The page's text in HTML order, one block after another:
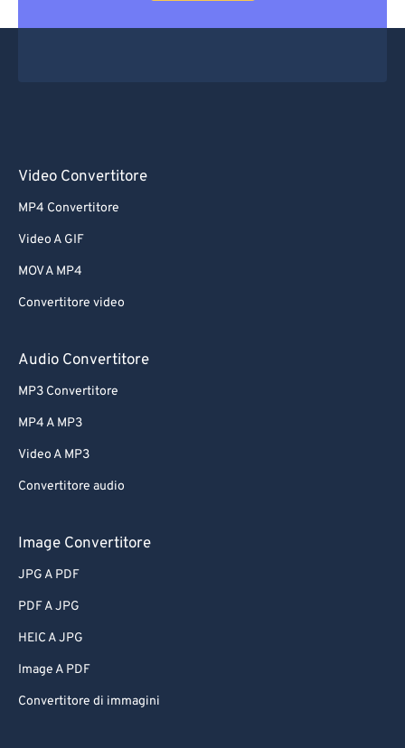
Video Convertitore
MP4 Convertitore
Video A GIF
MOV A MP4
Convertitore video
Audio Convertitore
MP3 Convertitore
MP4 A MP3
Video A MP3
Convertitore audio
Image Convertitore
JPG A PDF
PDF A JPG
HEIC A JPG
Image A PDF
Convertitore di immagini